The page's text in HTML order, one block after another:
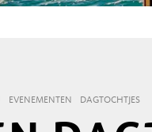
EVENEMENTEN DAGTOCHTJES